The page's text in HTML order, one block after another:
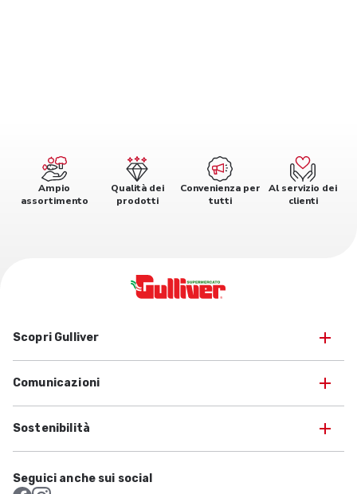
Ampio
assortimento
Qualità dei
prodotti
Convenienza per
tutti
Al servizio dei
clienti
Scopri Gulliver
Comunicazioni
Sostenibilità
Seguici anche sui social